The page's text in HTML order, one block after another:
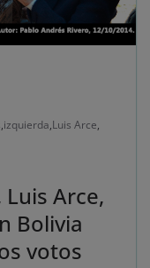
,izquierda,Luis Arce,
Arce,
Bolivia
votos